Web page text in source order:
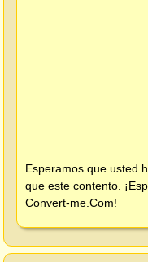
Esperamos que usted
que este contento.
Convert-me.Com!